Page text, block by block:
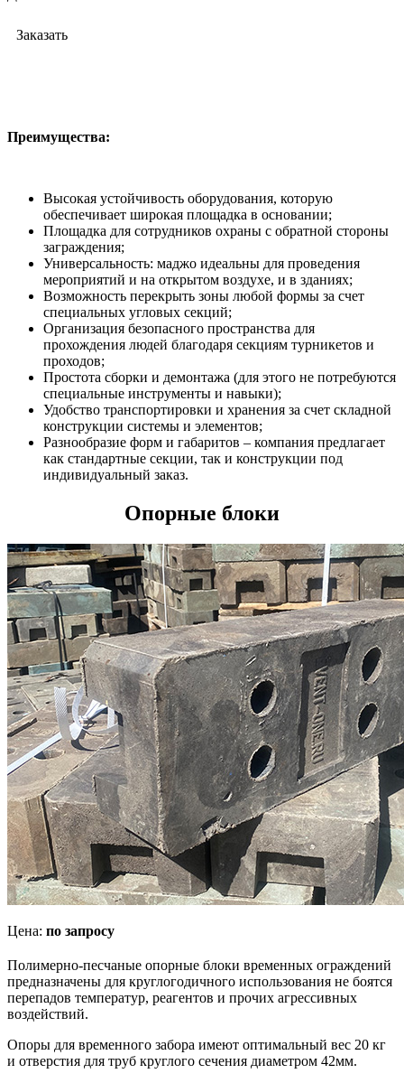
Заказать
Преимущества:
Высокая устойчивость оборудования, которую
обеспечивает широкая площадка в основании;
Площадка для сотрудников охраны с обратной стороны
заграждения;
Универсальность: маджо идеальны для проведения
мероприятий и на открытом воздухе, и в зданиях;
Возможность перекрыть зоны любой формы за счет
специальных угловых секций;
Организация безопасного пространства для
прохождения людей благодаря секциям турникетов и
проходов;
Простота сборки и демонтажа (для этого не потребуются
специальные инструменты и навыки);
Удобство транспортировки и хранения за счет складной
конструкции системы и элементов;
Разнообразие форм и габаритов – компания предлагает
как стандартные секции, так и конструкции под
индивидуальный заказ.
Опорные блоки
Цена: по запросу
Полимерно-песчаные опорные блоки временных ограждений
предназначены для круглогодичного использования не боятся
перепадов температур, реагентов и прочих агрессивных
воздействий.
Опоры для временного забора имеют оптимальный вес 20 кг
и отверстия для труб круглого сечения диаметром 42мм.